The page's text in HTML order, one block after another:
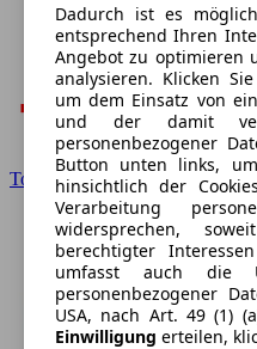
Toyota
Dadurch ist es
entsprechend Ihren
Angebot zu optimieren
analysieren. Klicken
um dem Einsatz von
und der damit
personenbezogener
Button unten links,
hinsichtlich der
Verarbeitung
widersprechen,
berechtigter
umfasst auch die
personenbezogener
USA, nach Art. 49 (1)
Einwilligung erteilen,